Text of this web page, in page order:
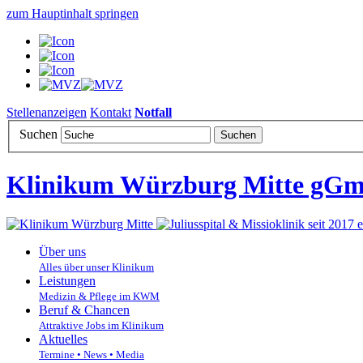
zum Hauptinhalt springen
Stellenanzeigen Kontakt Notfall
Suchen
Klinikum Würzburg Mitte
Über uns
Alles über unser Klinikum
Leistungen
Medizin & Pflege im KWM
Beruf & Chancen
Attraktive Jobs im Klinikum
Aktuelles
Termine • News • Media